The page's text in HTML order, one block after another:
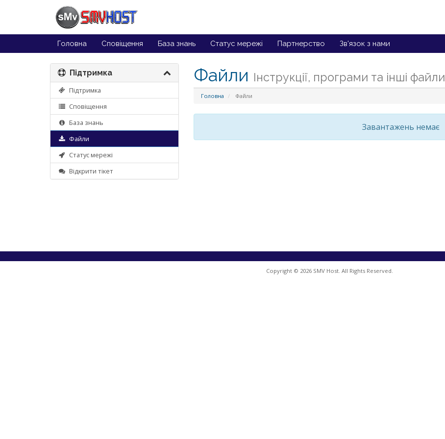
Головна Сповіщення База знань Статус мережі Партнерство Зв'язок з нами
Файли Інструкції, програми та інші файли
Головна Файли
Завантажень немає
Підтримка
Підтримка
Сповіщення
База знань
Файли
Статус мережі
Відкрити тікет
Copyright © 2026 SMV Host. All Rights Reserved.